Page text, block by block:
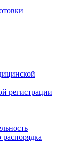
регистрации